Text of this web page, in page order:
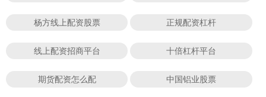
杨方线上配资股票 正规配资杠杆
线上配资招商平台 十倍杠杆平台
期货配资怎么配 中国铝业股票